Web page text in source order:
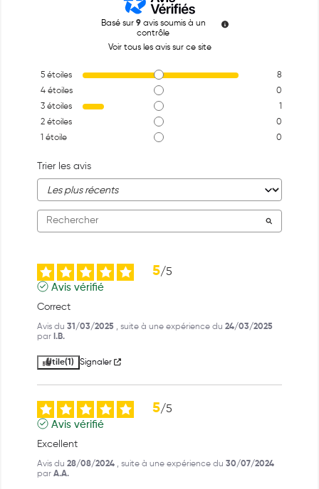
Basé sur 9 avis soumis à un
contrôle
Voir tous les avis sur ce site
5 étoiles
8
4 étoiles
0
3 étoiles
1
2 étoiles
0
1 étoile 0
Trier les avis
5/5
Avis vérifié
Correct
Avis du 31/03/2025 , suite à une expérience du 24/03/2025
par I.B.
Utile(1) Signaler
5/5
Avis vérifié
Excellent
Avis du 28/08/2024 , suite à une expérience du 30/07/2024
par A.A.